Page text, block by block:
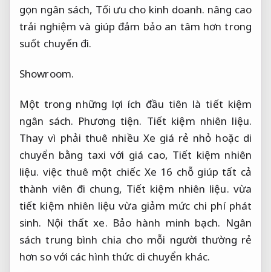
gọn ngân sách, Tối ưu cho kinh doanh. nâng cao
trải nghiệm và giúp đảm bảo an tâm hơn trong
suốt chuyến đi.
Showroom.
Một trong những lợi ích đầu tiên là tiết kiệm
ngân sách. Phương tiện. Tiết kiệm nhiên liệu.
Thay vì phải thuê nhiều Xe giá rẻ nhỏ hoặc di
chuyển bằng taxi với giá cao, Tiết kiệm nhiên
liệu. việc thuê một chiếc Xe 16 chỗ giúp tất cả
thành viên đi chung, Tiết kiệm nhiên liệu. vừa
tiết kiệm nhiên liệu vừa giảm mức chi phí phát
sinh. Nội thất xe. Bảo hành minh bạch. Ngân
sách trung bình chia cho mỗi người thường rẻ
hơn so với các hình thức di chuyển khác.